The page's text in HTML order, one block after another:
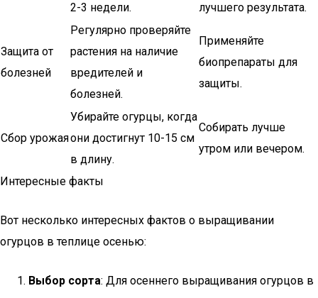
2-3 недели.
лучшего результата.
Защита от
болезней
Регулярно проверяйте
растения на наличие
вредителей и
болезней.
Применяйте
биопрепараты для
защиты.
Сбор урожая
Убирайте огурцы, когда
они достигнут 10-15 см
в длину.
Собирать лучше
утром или вечером.
Интересные факты
Вот несколько интересных фактов о выращивании
огурцов в теплице осенью:
Выбор сорта: Для осеннего выращивания огурцов в